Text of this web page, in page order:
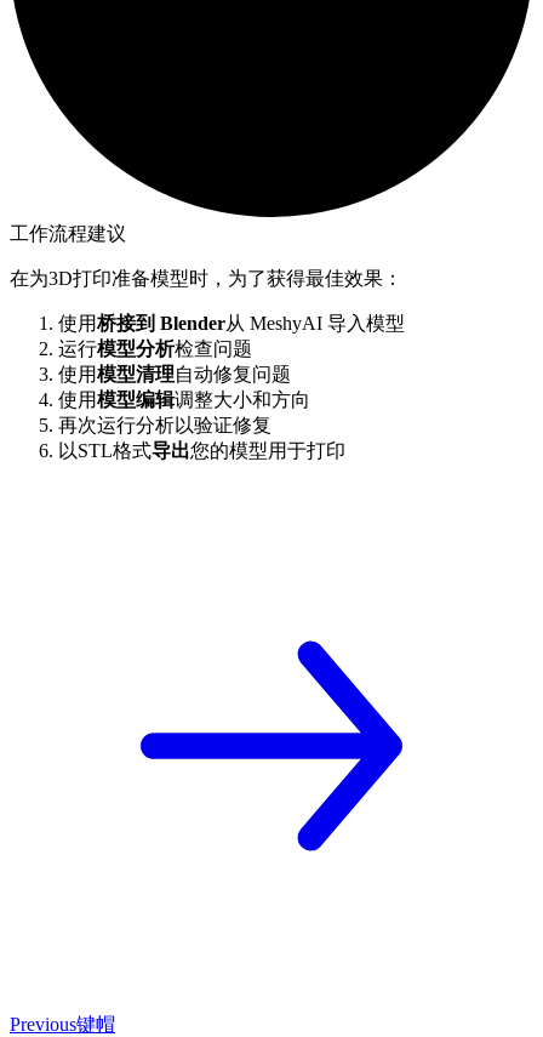
工作流程建议
在为3D打印准备模型时，为了获得最佳效果：
使用桥接到 Blender从 MeshyAI 导入模型
运行模型分析检查问题
使用模型清理自动修复问题
使用模型编辑调整大小和方向
再次运行分析以验证修复
以STL格式导出您的模型用于打印
Previous键帽